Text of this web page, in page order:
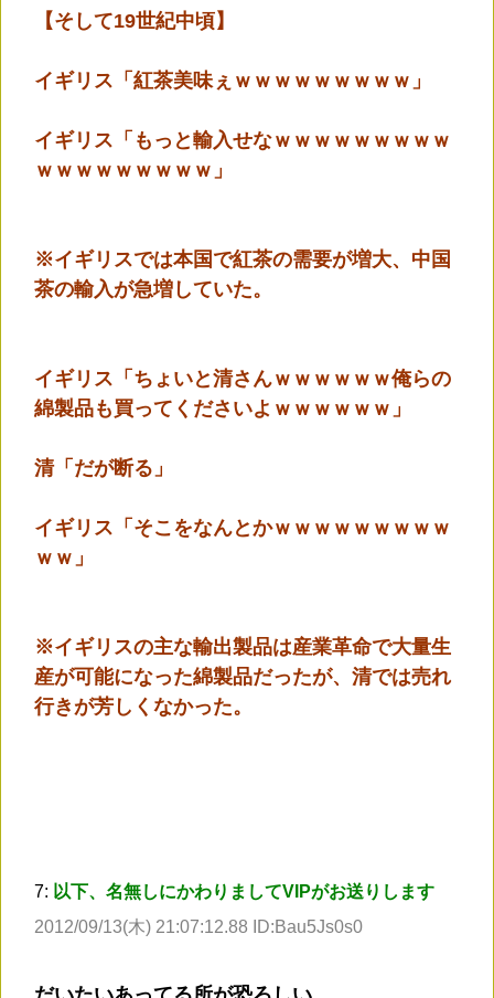
【そして19世紀中頃】
イギリス「紅茶美味ぇｗｗｗｗｗｗｗｗｗ」
イギリス「もっと輸入せなｗｗｗｗｗｗｗｗｗ
ｗｗｗｗｗｗｗｗｗ」
※イギリスでは本国で紅茶の需要が増大、中国
茶の輸入が急増していた。
イギリス「ちょいと清さんｗｗｗｗｗｗ俺らの
綿製品も買ってくださいよｗｗｗｗｗｗ」
清「だが断る」
イギリス「そこをなんとかｗｗｗｗｗｗｗｗｗ
ｗｗ」
※イギリスの主な輸出製品は産業革命で大量生
産が可能になった綿製品だったが、清では売れ
行きが芳しくなかった。
7: 以下、名無しにかわりましてVIPがお送りします
2012/09/13(木) 21:07:12.88 ID:Bau5Js0s0